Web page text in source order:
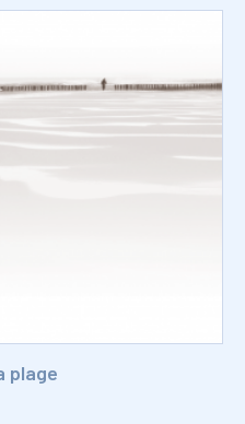
plage